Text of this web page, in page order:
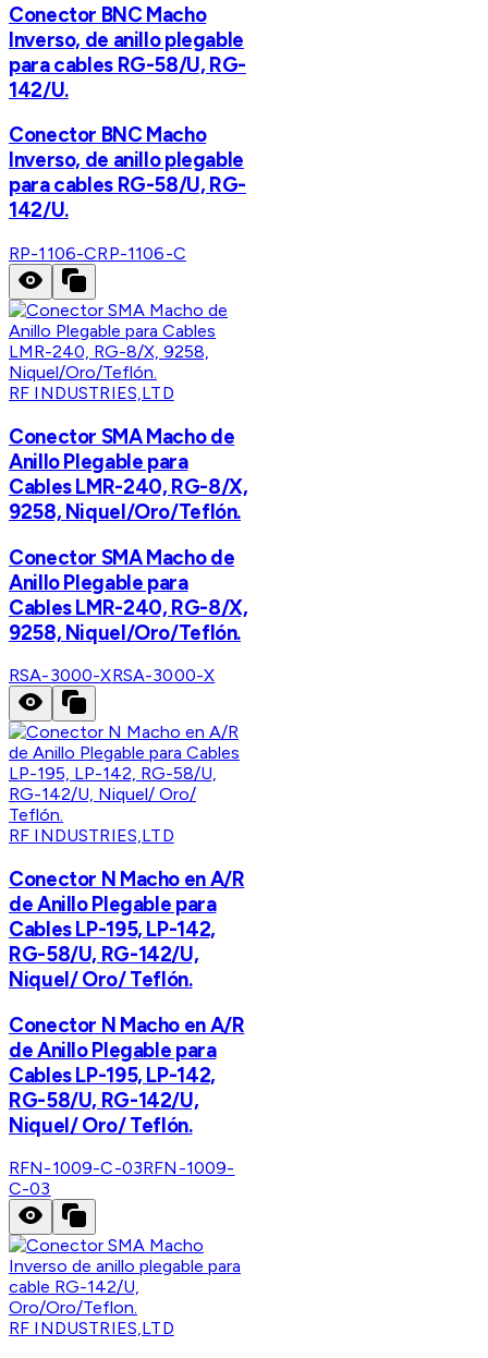
Conector BNC Macho
Inverso, de anillo plegable
para cables RG-58/U, RG-
142/U.
Conector BNC Macho
Inverso, de anillo plegable
para cables RG-58/U, RG-
142/U.
RP-1106-CRP-1106-C
RF INDUSTRIES,LTD
Conector SMA Macho de
Anillo Plegable para
Cables LMR-240, RG-8/X,
9258, Niquel/Oro/Teflón.
Conector SMA Macho de
Anillo Plegable para
Cables LMR-240, RG-8/X,
9258, Niquel/Oro/Teflón.
RSA-3000-XRSA-3000-X
RF INDUSTRIES,LTD
Conector N Macho en A/R
de Anillo Plegable para
Cables LP-195, LP-142,
RG-58/U, RG-142/U,
Niquel/ Oro/ Teflón.
Conector N Macho en A/R
de Anillo Plegable para
Cables LP-195, LP-142,
RG-58/U, RG-142/U,
Niquel/ Oro/ Teflón.
RFN-1009-C-03RFN-1009-
C-03
RF INDUSTRIES,LTD